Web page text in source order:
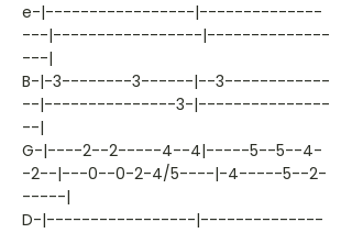
e-|-----------------|--------------
---|-----------------|--------------
---|
B-|-3--------3------|--3------------
--|---------------3-|---------------
--|
G-|----2--2-----4--4|-----5--5--4-
-2--|---0--0-2-4/5----|-4-----5--2-
-----|
D-|-----------------|--------------